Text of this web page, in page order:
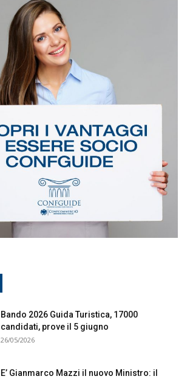
Bando 2026 Guida Turistica, 17000
candidati, prove il 5 giugno
26/05/2026
E’ Gianmarco Mazzi il nuovo Ministro: il